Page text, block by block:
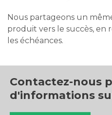
Nous partageons un
produit vers le succès, en
les échéances.
Contactez-nous
d'informations